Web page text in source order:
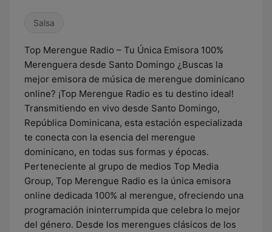
Salsa
Top Merengue Radio – Tu Única Emisora 100%
Merenguera desde Santo Domingo ¿Buscas la
mejor emisora de música de merengue dominicano
online? ¡Top Merengue Radio es tu destino ideal!
Transmitiendo en vivo desde Santo Domingo,
República Dominicana, esta estación especializada
te conecta con la esencia del merengue
dominicano, en todas sus formas y épocas.
Perteneciente al grupo de medios Top Media
Group, Top Merengue Radio es la única emisora
online dedicada 100% al merengue, ofreciendo una
programación ininterrumpida que celebra lo mejor
del género. Desde los merengues clásicos de los